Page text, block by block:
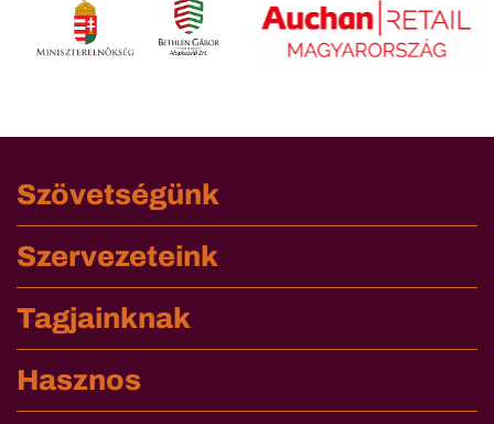
Szövetségünk
Szervezeteink
Tagjainknak
Hasznos